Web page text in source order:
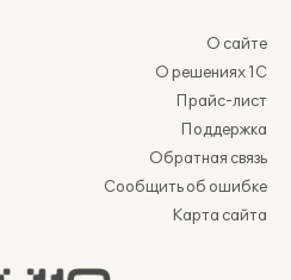
О сайте
О решениях 1С
Прайс-лист
Поддержка
Обратная связь
Сообщить об ошибке
Карта сайта